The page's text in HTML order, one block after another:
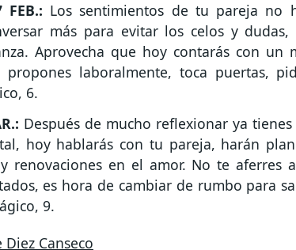
FEB.: Los sentimientos de tu pareja no
más para evitar los celos y
Aprovecha que hoy contarás con un
laboralmente, toca puertas,
6.
Después de mucho reflexionar ya
hoy hablarás con tu pareja, harán
renovaciones en el amor. No te aferres
es hora de cambiar de rumbo para
9.
Diez Canseco